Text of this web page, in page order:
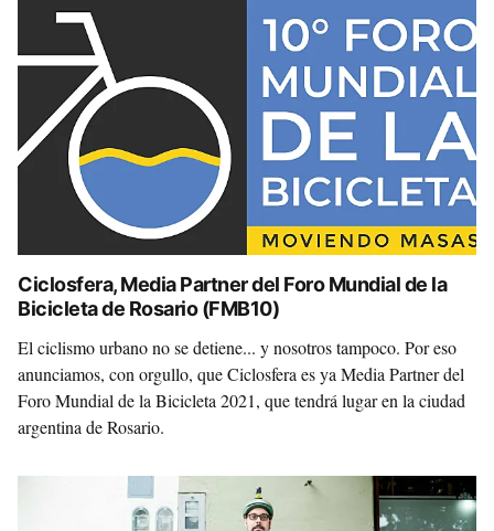
Ciclosfera, Media Partner del Foro Mundial de la
Bicicleta de Rosario (FMB10)
El ciclismo urbano no se detiene... y nosotros tampoco. Por eso
anunciamos, con orgullo, que Ciclosfera es ya Media Partner del
Foro Mundial de la Bicicleta 2021, que tendrá lugar en la ciudad
argentina de Rosario.